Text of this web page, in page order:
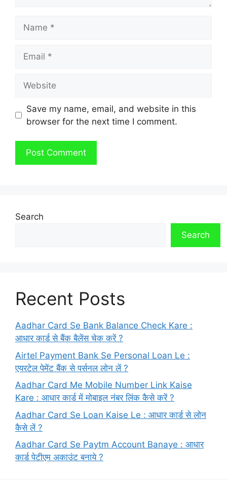
Save my name, email, and website in this
browser for the next time I comment.
Search
Search
Recent Posts
Aadhar Card Se Bank Balance Check Kare :
आधार कार्ड से बैंक बैलेंस चेक करें ?
Airtel Payment Bank Se Personal Loan Le :
एयरटेल पेमेंट बैंक से पर्सनल लोन लें ?
Aadhar Card Me Mobile Number Link Kaise
Kare : आधार कार्ड में मोबाइल नंबर लिंक कैसे करें ?
Aadhar Card Se Loan Kaise Le : आधार कार्ड से लोन
कैसे लें ?
Aadhar Card Se Paytm Account Banaye : आधार
कार्ड पेटीएम अकाउंट बनाये ?